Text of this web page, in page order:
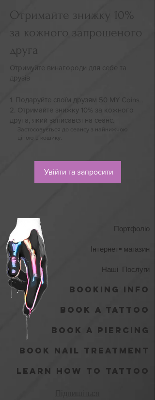
Отримайте знижку 10%
за кожного запрошеного
друга
Отримуйте винагороди для себе та
друзів
Подаруйте своїм друзям 50 MY Coins .
Отримайте знижку 10% за кожного
друга, який записався на сеанс.
Застосовується до сеансу з найнижчою
ціною в кошику.
Увійти та запросити
Інтернет-магазин
Портфоліо
Наші Послуги
Book A Tattoo
Book A Piercing
Booking Info
Book Nail Treatment
Learn How to Tattoo